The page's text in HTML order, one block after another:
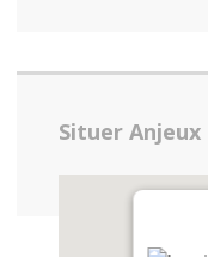
Situer Anjeux